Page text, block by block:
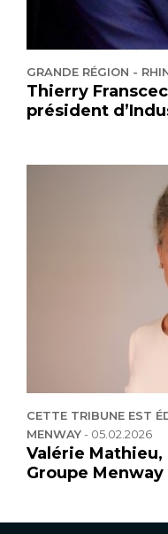
GRANDE RÉGION -
Thierry
président
CETTE TRIBUNE EST
MENWAY- 05.02.2026
Valérie
Groupe Menway